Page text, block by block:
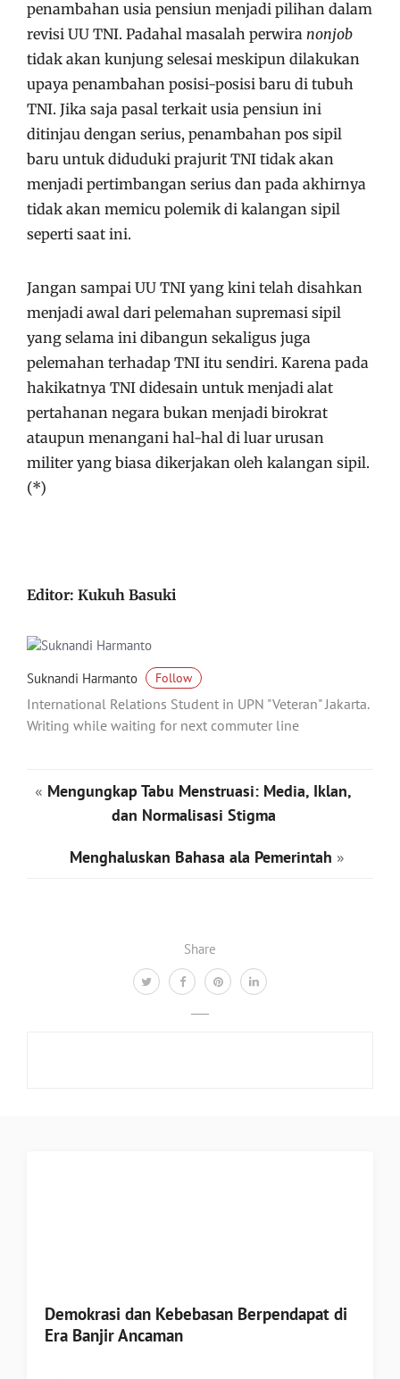
Share
penambahan usia pensiun menjadi pilihan dalam
revisi UU TNI. Padahal masalah perwira nonjob
tidak akan kunjung selesai meskipun dilakukan
upaya penambahan posisi-posisi baru di tubuh
TNI. Jika saja pasal terkait usia pensiun ini
ditinjau dengan serius, penambahan pos sipil
baru untuk diduduki prajurit TNI tidak akan
menjadi pertimbangan serius dan pada akhirnya
tidak akan memicu polemik di kalangan sipil
seperti saat ini.
Jangan sampai UU TNI yang kini telah disahkan
menjadi awal dari pelemahan supremasi sipil
yang selama ini dibangun sekaligus juga
pelemahan terhadap TNI itu sendiri. Karena pada
hakikatnya TNI didesain untuk menjadi alat
pertahanan negara bukan menjadi birokrat
ataupun menangani hal-hal di luar urusan
militer yang biasa dikerjakan oleh kalangan sipil.
(*)
Editor: Kukuh Basuki
Suknandi Harmanto Follow
International Relations Student in UPN "Veteran" Jakarta.
Writing while waiting for next commuter line
« Mengungkap Tabu Menstruasi: Media, Iklan,
dan Normalisasi Stigma
Menghaluskan Bahasa ala Pemerintah »
Demokrasi dan Kebebasan Berpendapat di
Era Banjir Ancaman